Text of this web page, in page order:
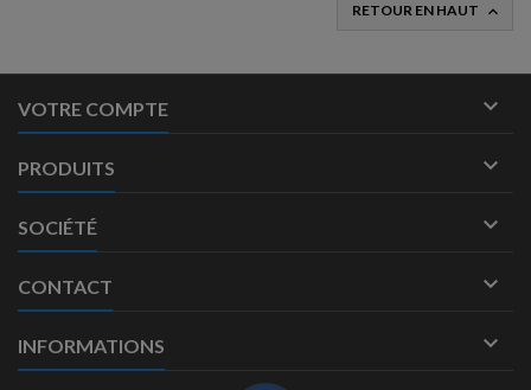
RETOUR EN HAUT 
VOTRE COMPTE 
PRODUITS 
SOCIÉTÉ 
CONTACT 
INFORMATIONS 